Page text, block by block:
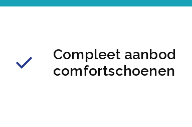
Compleet aanbod
comfortschoenen